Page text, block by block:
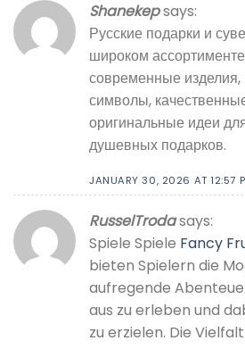
Shanekepsays:
Русские подарки и
широком
современные
символы,
оригинальные идеи
душевных подарков.
JANUARY 30, 2026 AT 12:57
RusselTrodasays:
Spiele Spiele Fancy
bieten Spielern die
aufregende
aus zu erleben und
zu erzielen. Die